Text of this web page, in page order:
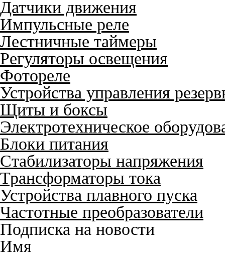
Датчики движения
Импульсные реле
Лестничные таймеры
Регуляторы освещения
Фотореле
Устройства управления
Щиты и боксы
Электротехническое
Блоки питания
Стабилизаторы напряжения
Трансформаторы тока
Устройства плавного пуска
Частотные преобразователи
Подписка на новости
Имя